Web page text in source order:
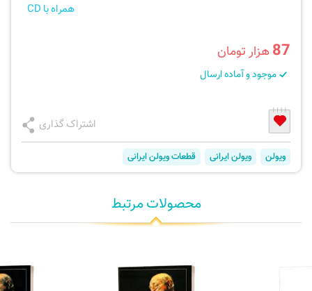
همراه با CD
87هزار تومان
موجود و آماده ارسال
اشتراک گذاری
ویولن ویولن ایرانی قطعات ویولن ایرانی
محصولات مرتبط